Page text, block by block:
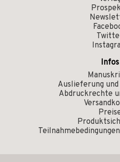
Infos
Auslieferung und
Abdruckrechte